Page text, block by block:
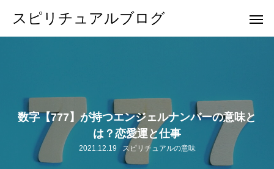
スピリチュアルブログ
数字【777】が持つエンジェルナンバーの意味と
は？恋愛運と仕事
2021.12.19 スピリチュアルの意味